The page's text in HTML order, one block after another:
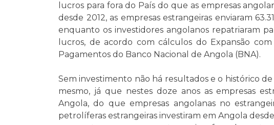
lucros para fora do País do que as empresas
desde 2012, as empresas estrangeiras enviaram
enquanto os investidores angolanos repatriaram
lucros, de acordo com cálculos do Expansão
Pagamentos do Banco Nacional de Angola (BNA).
Sem investimento não há resultados e o histórico
mesmo, já que nestes doze anos as empresas
Angola, do que empresas angolanas no
petrolíferas estrangeiras investiram em Angola desde